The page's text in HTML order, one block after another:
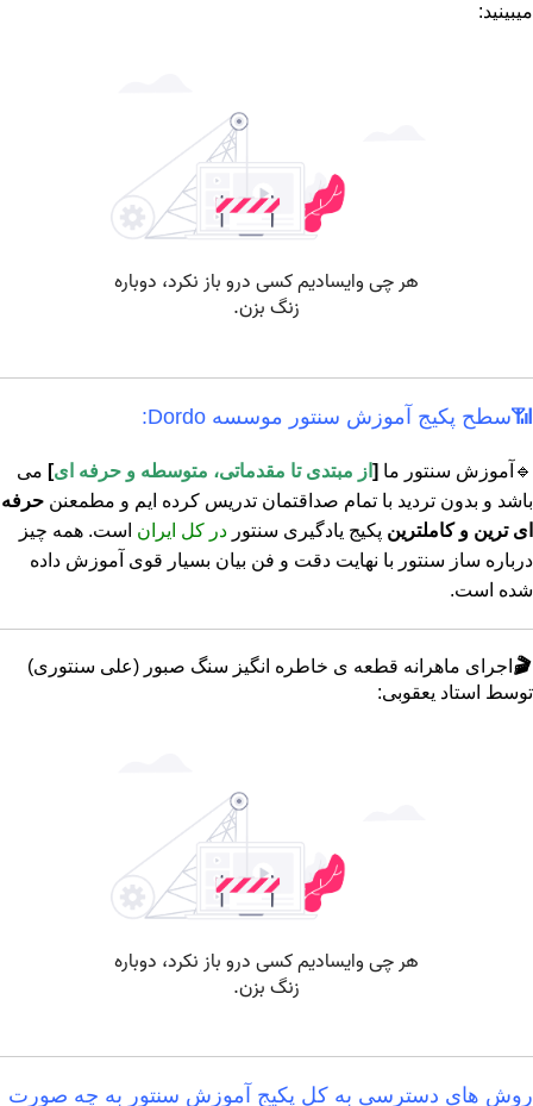
میبینید:
📶سطح پکیج آموزش سنتور موسسه Dordo:
🔹آموزش سنتور ما [ از مبتدی تا مقدماتی، متوسطه و حرفه ای] می
باشد و بدون تردید با تمام صداقتمان تدریس کرده ایم و مطمعنن حرفه
ای ترین و کاملترین پکیج یادگیری سنتور در کل ایران است. همه چیز
درباره ساز سنتور با نهایت دقت و فن بیان بسیار قوی آموزش داده
شده است.
🎬 اجرای ماهرانه قطعه ی خاطره انگیز سنگ صبور (علی سنتوری)
توسط استاد یعقوبی:
روش های دسترسی به کل پکیج آموزش سنتور به چه صورت